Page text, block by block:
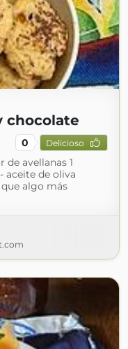
chocolate
0 Delicioso
de avellanas 1
aceite de oliva
algo más